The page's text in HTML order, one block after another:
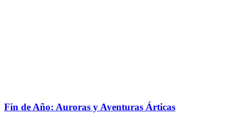
Fin de Año: Auroras y Aventuras Árticas